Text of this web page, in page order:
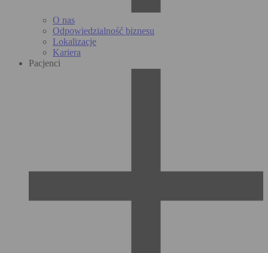
O nas
Odpowiedzialność biznesu
Lokalizacje
Kariera
Pacjenci